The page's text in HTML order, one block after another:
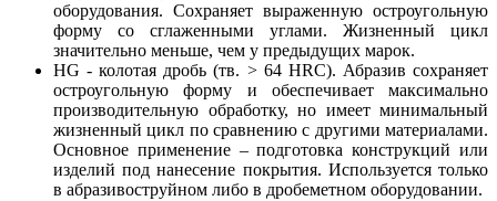
оборудования. Сохраняет выраженную остроугольную
форму со сглаженными углами. Жизненный цикл
значительно меньше, чем у предыдущих марок.
HG - колотая дробь (тв. > 64 HRC). Абразив сохраняет
остроугольную форму и обеспечивает максимально
производительную обработку, но имеет минимальный
жизненный цикл по сравнению с другими материалами.
Основное применение – подготовка конструкций или
изделий под нанесение покрытия. Используется только
в абразивоструйном либо в дробеметном оборудовании.